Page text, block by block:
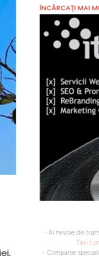
ÎNCĂRCAȚI MAI
- Ai nevoie de
Taxi
- Companie